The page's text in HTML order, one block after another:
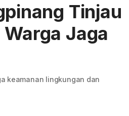
Tinjau
Jaga
keamanan lingkungan dan